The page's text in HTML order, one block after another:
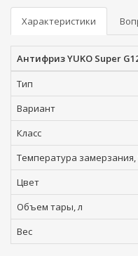
Характеристики
Антифриз YUKO Super
Тип
Вариант
Класс
Температура замерзания,
Цвет
Объем тары, л
Вес